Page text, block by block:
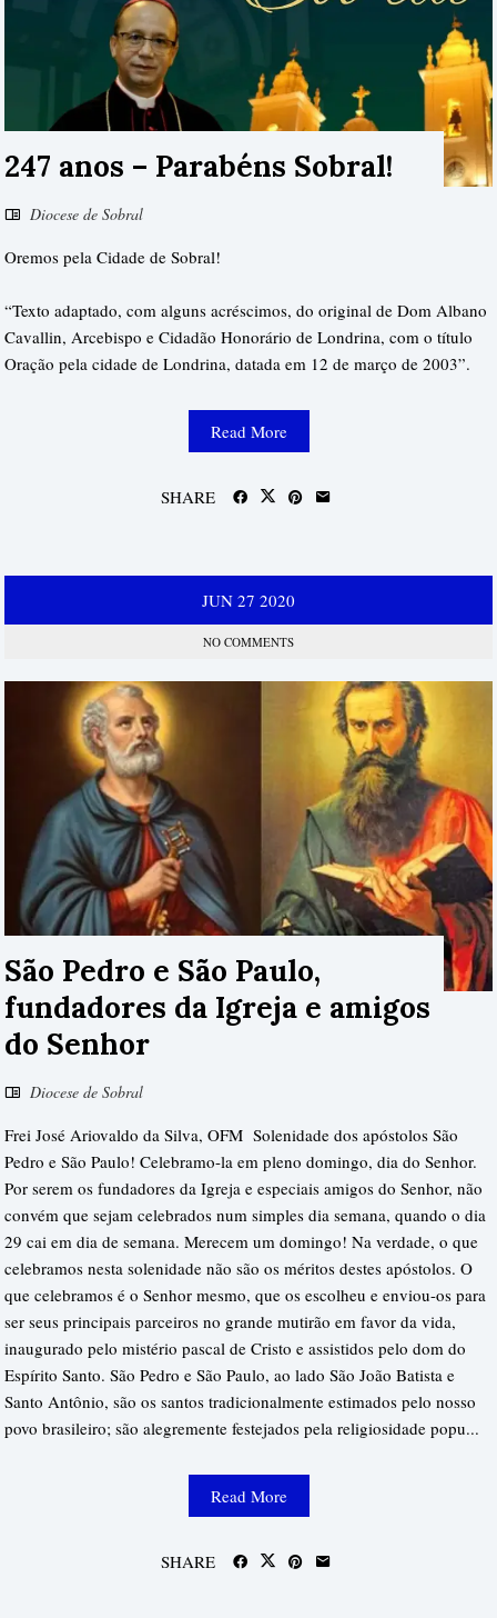
247 anos – Parabéns Sobral!
Diocese de Sobral
Oremos pela Cidade de Sobral!
“Texto adaptado, com alguns acréscimos, do original de Dom Albano
Cavallin, Arcebispo e Cidadão Honorário de Londrina, com o título
Oração pela cidade de Londrina, datada em 12 de março de 2003”.
Read More
SHARE
JUN 27 2020
NO COMMENTS
São Pedro e São Paulo,
fundadores da Igreja e amigos
do Senhor
Diocese de Sobral
Frei José Ariovaldo da Silva, OFM Solenidade dos apóstolos São
Pedro e São Paulo! Celebramo-la em pleno domingo, dia do Senhor.
Por serem os fundadores da Igreja e especiais amigos do Senhor, não
convém que sejam celebrados num simples dia semana, quando o dia
29 cai em dia de semana. Merecem um domingo! Na verdade, o que
celebramos nesta solenidade não são os méritos destes apóstolos. O
que celebramos é o Senhor mesmo, que os escolheu e enviou-os para
ser seus principais parceiros no grande mutirão em favor da vida,
inaugurado pelo mistério pascal de Cristo e assistidos pelo dom do
Espírito Santo. São Pedro e São Paulo, ao lado São João Batista e
Santo Antônio, são os santos tradicionalmente estimados pelo nosso
povo brasileiro; são alegremente festejados pela religiosidade popu...
Read More
SHARE